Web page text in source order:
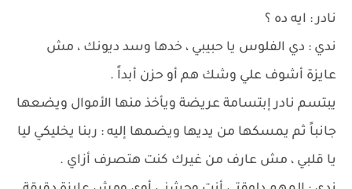
نادر : ايه ده ؟
ندي : دي الفلوس يا حبيبي ، خدها وسد ديونك ، مش
عايزة أشوف علي وشك هم أو حزن أبداً .
يبتسم نادر إبتسامة عريضة ويأخذ منها الأموال ويضعها
جانباً ثم يمسكها من يديها ويضمها إليه : ربنا يخليكي ليا
يا قلبي ، مش عارف من غيرك كنت هتصرف أزاي .